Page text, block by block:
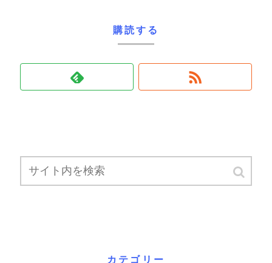
購読する
カテゴリー